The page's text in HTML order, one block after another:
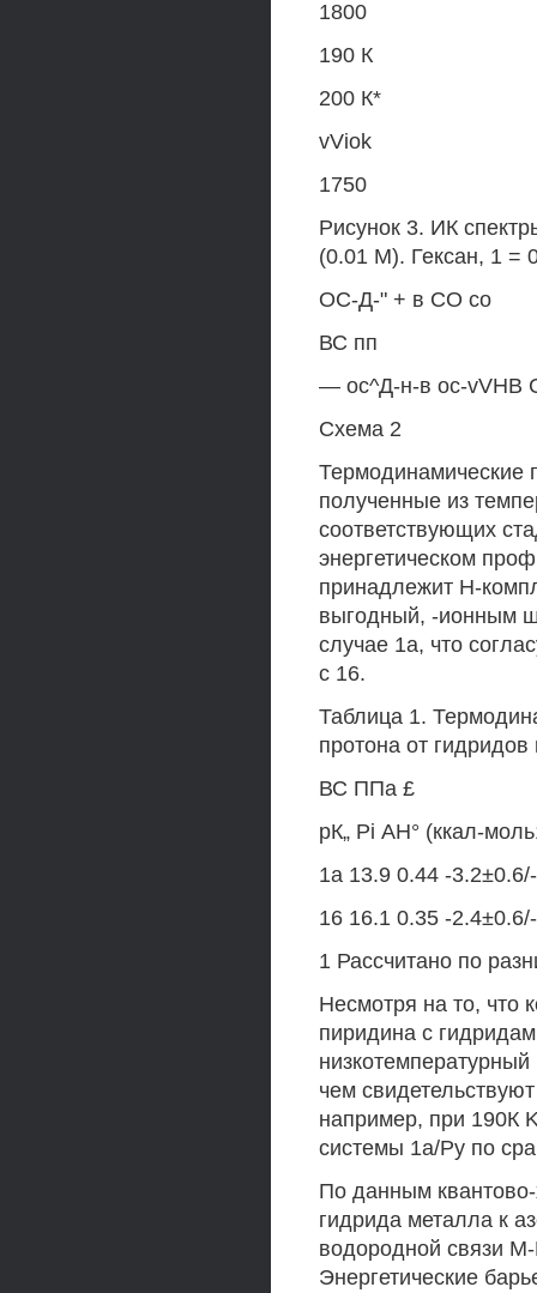
1800
190 К
200 К*
vViok
1750
Рисунок 3. ИК
(0.01 М). Гексан, 1 =
ОС-Д-" + в СО со
ВС пп
— ос^Д-н-в oc-vVHB
Схема 2
Термодинамические
полученные из
соответствующих
энергетическом
принадлежит Н-
выгодный, -ионным
случае 1а, что
с 16.
Таблица 1.
протона от
ВС ППа £
рК„ Pi АН° (ккал-
1а 13.9 0.44 -
16 16.1 0.35 -
1 Рассчитано по
Несмотря на то, что
пиридина с
чем
например, при 190К
системы 1а/Ру по
По данным квантово-
гидрида металла к
водородной связи
Энергетические